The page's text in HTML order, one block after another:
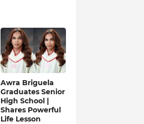
Awra Briguela
Graduates Senior
High School |
Shares Powerful
Life Lesson